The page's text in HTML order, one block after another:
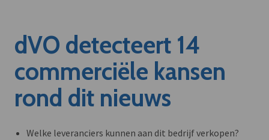
dVO detecteert 14
commerciële kansen
rond dit nieuws
Welke leveranciers kunnen aan dit bedrijf verkopen?